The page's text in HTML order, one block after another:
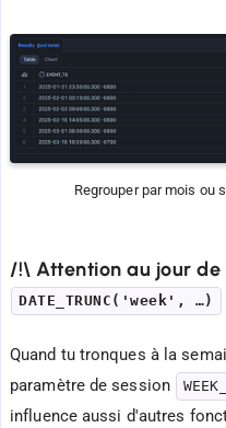
Regrouper par mois ou
/!\ Attention au jour
DATE_TRUNC('week', …)
Quand tu tronques à la
paramètre de session
influence aussi d'autres